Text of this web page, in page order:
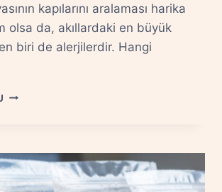
kapılarını aralaması harika
olsa da, akıllardaki en büyük
biri de alerjilerdir. Hangi
EK
YÖNETMEK:
YENI
BESINLERI